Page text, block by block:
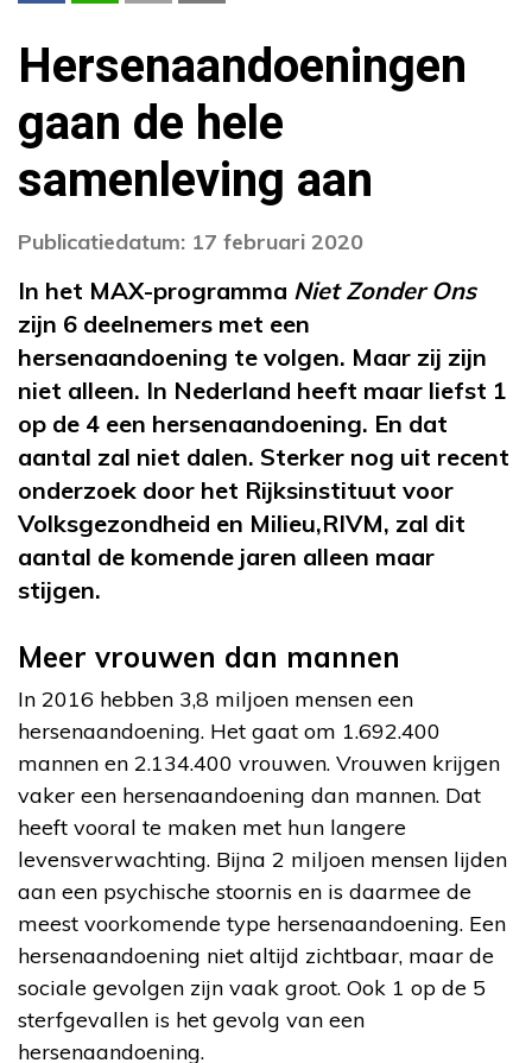
Hersenaandoeningen
gaan de hele
samenleving aan
Publicatiedatum: 17 februari 2020
In het MAX-programma Niet Zonder Ons
zijn 6 deelnemers met een
hersenaandoening te volgen. Maar zij zijn
niet alleen. In Nederland heeft maar liefst 1
op de 4 een hersenaandoening. En dat
aantal zal niet dalen. Sterker nog uit recent
onderzoek door het Rijksinstituut voor
Volksgezondheid en Milieu,RIVM, zal dit
aantal de komende jaren alleen maar
stijgen.
Meer vrouwen dan mannen
In 2016 hebben 3,8 miljoen mensen een
hersenaandoening. Het gaat om 1.692.400
mannen en 2.134.400 vrouwen. Vrouwen krijgen
vaker een hersenaandoening dan mannen. Dat
heeft vooral te maken met hun langere
levensverwachting. Bijna 2 miljoen mensen lijden
aan een psychische stoornis en is daarmee de
meest voorkomende type hersenaandoening. Een
hersenaandoening niet altijd zichtbaar, maar de
sociale gevolgen zijn vaak groot. Ook 1 op de 5
sterfgevallen is het gevolg van een
hersenaandoening.